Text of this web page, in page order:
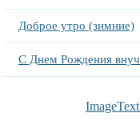
Доброе утро (зимние)
С Днем Рождения